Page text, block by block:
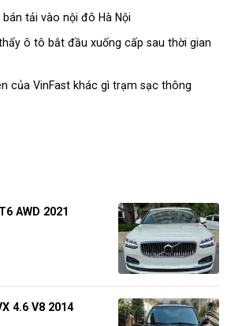
tải vào nội đô Hà Nội
ô tô bắt đầu xuống cấp sau thời gian
của VinFast khác gì trạm sạc thông
AWD 2021
4.6 V8 2014